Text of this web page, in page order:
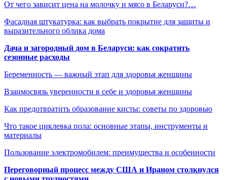
От чего зависит цена на молочку и мясо в Беларуси?…
Фасадная штукатурка: как выбрать покрытие для защиты и
выразительного облика дома
Дача и загородный дом в Беларуси: как сократить
сезонные расходы
Беременность — важный этап для здоровья женщины
Взаимосвязь уверенности в себе и здоровья женщины
Как предотвратить образование кисты: советы по здоровью
Что такое циклевка пола: основные этапы, инструменты и
материалы
Пользование электромобилем: преимущества и особенности
Переговорный процесс между США и Ираном столкнулся